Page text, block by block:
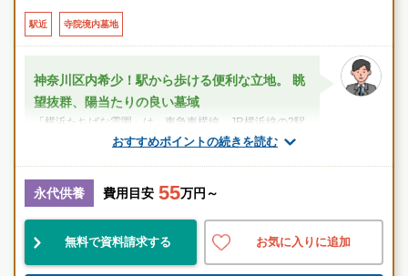
駅近 寺院境内墓地
おすすめポイントの続きを読む
神奈川区内希少！駅から歩ける便利な立地。 眺
望抜群、陽当たりの良い墓域
「横浜たちばな霊園」は、東急東横線、JR横浜線の2駅
を利用できる市街地の中心に位置しながら、豊かな緑と
スタッフのメッセージ
妙蓮寺駅
好立地 宗教不問
永代供養 費用目安 55万円～
無料で資料請求する お気に入りに追加